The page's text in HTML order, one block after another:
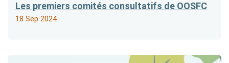
Les premiers comités consultatifs de OOSFC
18 Sep 2024